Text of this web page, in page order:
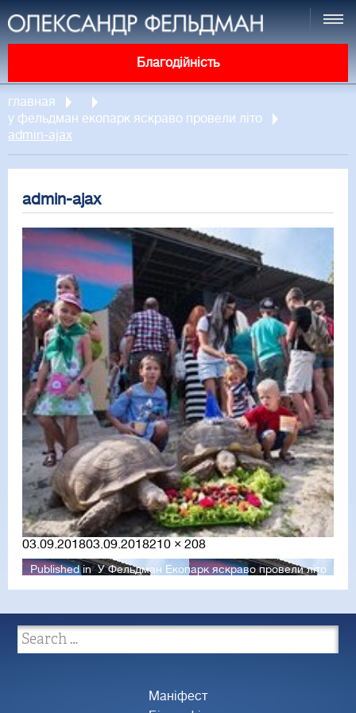
Благодійність
главная
у фельдман екопарк яскраво провели літо
admin-ajax
admin-ajax
Posted
on
03.09.201803.09.2018Full
size
210 × 208
Published in У Фельдман Екопарк яскраво провели літо
Маніфест